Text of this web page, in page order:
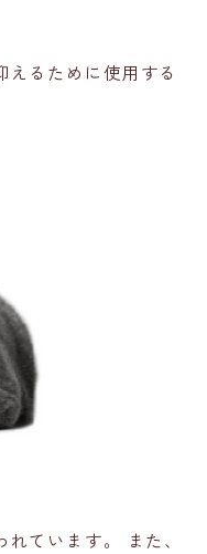
るために使用する
ています。 また、